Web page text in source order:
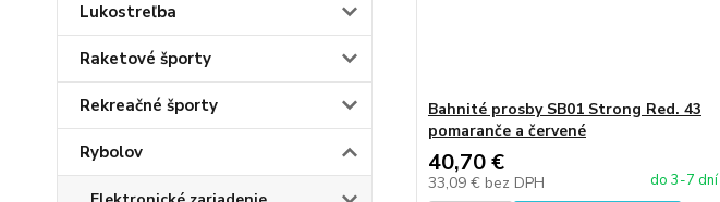
Lukostreľba
Raketové športy
Rekreačné športy
Rybolov
Bahnité prosby SB01 Strong Red. 43
pomaranče a červené
40,70 €
33,09 € bez DPH do 3-7 dní